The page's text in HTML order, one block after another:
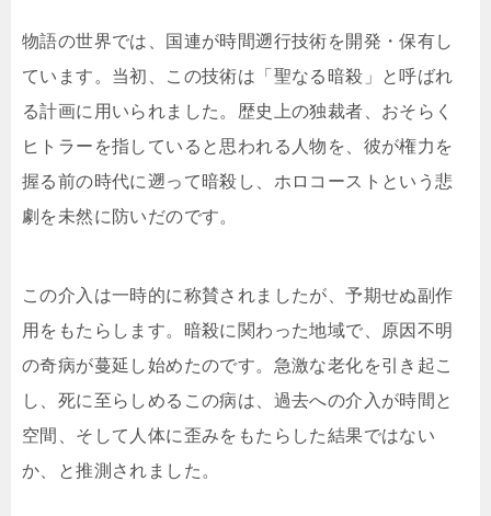
物語の世界では、国連が時間遡行技術を開発・保有し
ています。当初、この技術は「聖なる暗殺」と呼ばれ
る計画に用いられました。歴史上の独裁者、おそらく
ヒトラーを指していると思われる人物を、彼が権力を
握る前の時代に遡って暗殺し、ホロコーストという悲
劇を未然に防いだのです。
この介入は一時的に称賛されましたが、予期せぬ副作
用をもたらします。暗殺に関わった地域で、原因不明
の奇病が蔓延し始めたのです。急激な老化を引き起こ
し、死に至らしめるこの病は、過去への介入が時間と
空間、そして人体に歪みをもたらした結果ではない
か、と推測されました。